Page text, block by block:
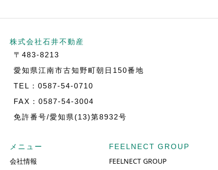
株式会社石井不動産
〒483-8213
愛知県江南市古知野町朝日150番地
TEL：0587-54-0710
FAX：0587-54-3004
免許番号/愛知県(13)第8932号
メニュー
会社情報
FEELNECT GROUP
FEELNECT GROUP